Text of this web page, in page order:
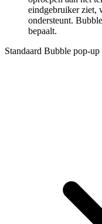
eindgebruiker ziet,
ondersteunt.
bepaalt.
Standaard Bubble pop-